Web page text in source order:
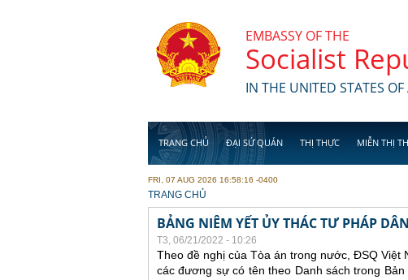
EMBASSY OF THE
Socialist
IN THE UNITED STATES OF
TRANG CHỦ ĐẠI SỨ QUÁN THỊ THỰC MIỄN THỊ
FRI, 07 AUG 2026 16:58:16 -0400
YOU ARE HERE
TRANG CHỦ
BẢNG NIÊM YẾT ỦY THÁC TƯ PHÁP
T3, 06/21/2022 - 10:26
Theo đề nghị của Tòa án trong nước, ĐSQ Việt
các đương sự có tên theo Danh sách trong